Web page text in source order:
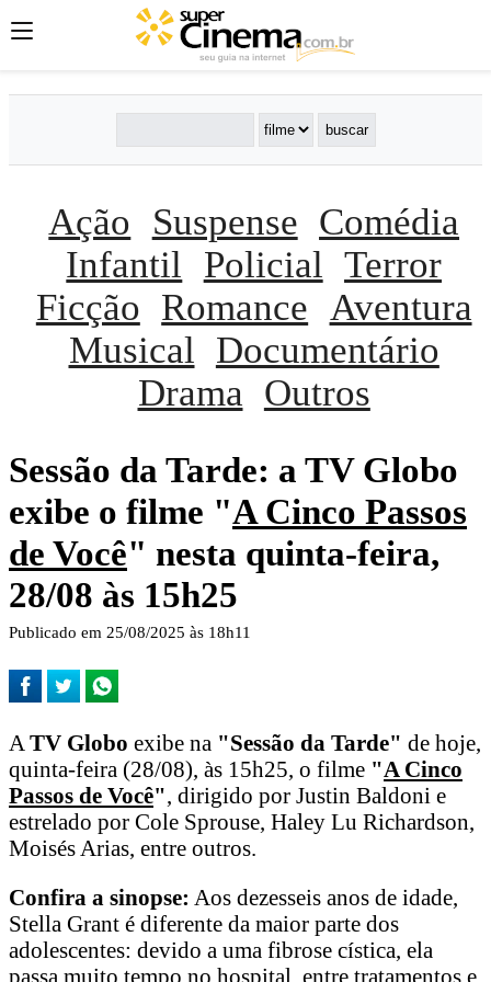
Ação Suspense Comédia
Infantil
Policial Terror
Ficção Romance Aventura
Musical
Documentário
Drama Outros
Sessão da Tarde: a TV Globo
exibe o filme "A Cinco Passos
de Você" nesta quinta-feira,
28/08 às 15h25
Publicado em 25/08/2025 às 18h11
A TV Globo exibe na "Sessão da Tarde" de hoje,
quinta-feira (28/08), às 15h25, o filme "A Cinco
Passos de Você", dirigido por Justin Baldoni e
estrelado por Cole Sprouse, Haley Lu Richardson,
Moisés Arias, entre outros.
Confira a sinopse: Aos dezesseis anos de idade,
Stella Grant é diferente da maior parte dos
adolescentes: devido a uma fibrose cística, ela
passa muito tempo no hospital, entre tratamentos e